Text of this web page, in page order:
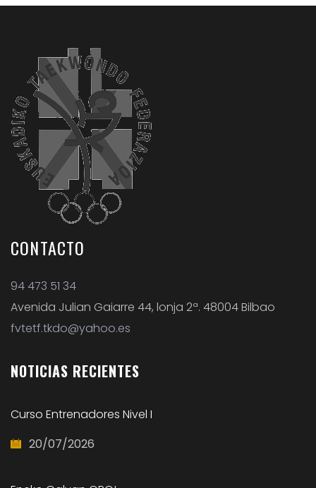
CONTACTO
94 473 51 34
Avenida Julian Gaiarre 44, lonja 2ª. 48004 Bilbao
fvtetf.tkdo@yahoo.es
NOTICIAS RECIENTES
Curso Entrenadores Nivel I
20/07/2026